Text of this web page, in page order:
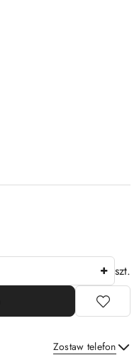
szt.
Zostaw telefon